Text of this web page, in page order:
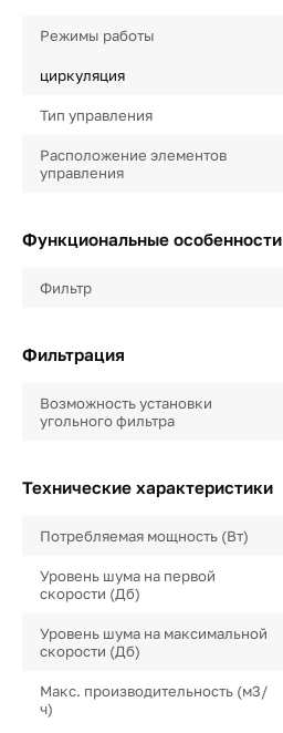
Режимы работы
циркуляция
Тип управления
Расположение элементов
управления
Функциональные особенности
Фильтр
Фильтрация
Возможность установки
угольного фильтра
Технические характеристики
Потребляемая мощность (Вт)
Уровень шума на первой
скорости (Дб)
Уровень шума на максимальной
скорости (Дб)
Макс. производительность (м3/
ч)